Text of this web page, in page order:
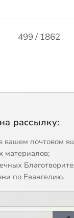
499 / 1862
рассылку:
почтовом
по Евангелию.